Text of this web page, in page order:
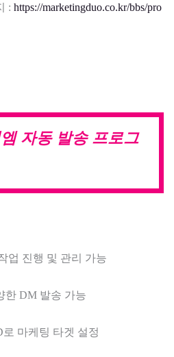
: https://marketingduo.co.kr/bbs/pro
자동 발송 프로그
업 진행 및 관리 가능
한 DM 발송 가능
마케팅 타겟 설정